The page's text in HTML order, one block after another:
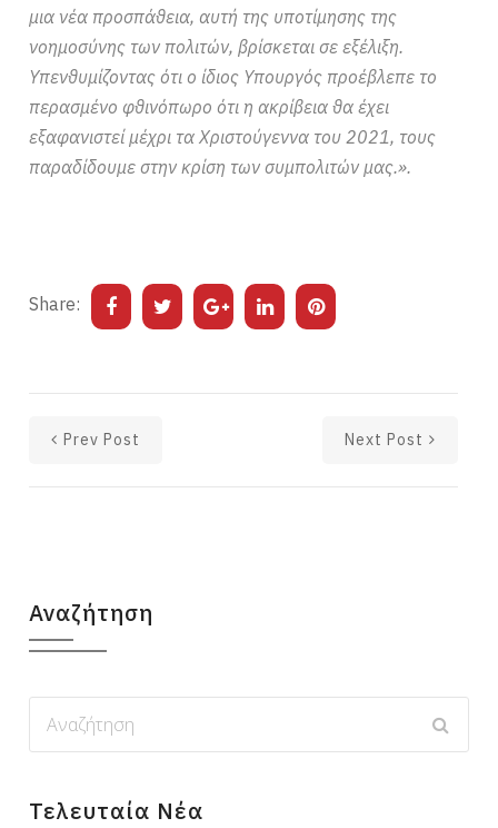
μια νέα προσπάθεια, αυτή της υποτίμησης της
νοημοσύνης των πολιτών, βρίσκεται σε εξέλιξη.
Υπενθυμίζοντας ότι ο ίδιος Υπουργός προέβλεπε το
περασμένο φθινόπωρο ότι η ακρίβεια θα έχει
εξαφανιστεί μέχρι τα Χριστούγεννα του 2021, τους
παραδίδουμε στην κρίση των συμπολιτών μας.».
Share:
Prev Post Next Post
Αναζήτηση
Τελευταία Νέα